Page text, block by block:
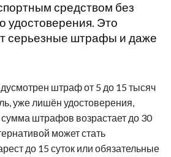
средством без
удостоверения. Это
серьезные штрафы и даже
штраф от 5 до 15 тысяч
уже лишён удостоверения,
сумма штрафов возрастает до 30
может стать
до 15 суток или обязательные